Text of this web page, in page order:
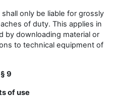
only be liable for grossly
of duty. This applies in
by downloading material or
to technical equipment of
§ 9
of use